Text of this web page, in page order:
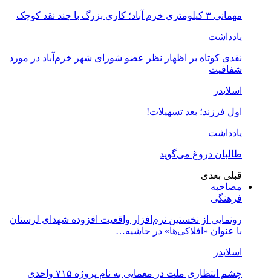
مهمانی ۳ کیلومتری خرم آباد؛ کاری بزرگ با چند نقد کوچک
یادداشت
نقدی کوتاه بر اظهار نظر عضو شورای شهر خرم‌آباد در مورد
شفافیت
اسلایدر
اول فرزند؛ بعد تسهیلات!
یادداشت
طالبان دروغ می‌گوید
قبلی بعدی
مصاحبه
فرهنگی
رونمایی از نخستین نرم‌افزار واقعیت افزوده شهدای لرستان
با عنوان «افلاکی‌ها» در حاشیه…
اسلایدر
چشم انتظاری ملت در معمایی به نام پروژه ۷۱۵ واحدی